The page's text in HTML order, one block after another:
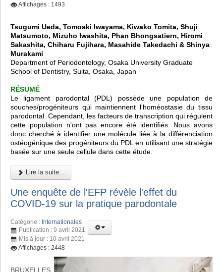
Affichages : 1493
Tsugumi Ueda, Tomoaki Iwayama, Kiwako Tomita, Shuji
Matsumoto, Mizuho Iwashita, Phan Bhongsatiern, Hiromi
Sakashita, Chiharu Fujihara, Masahide Takedachi & Shinya
Murakami
Department of Periodontology, Osaka University Graduate
School of Dentistry, Suita, Osaka, Japan
RÉSUMÉ
Le ligament parodontal (PDL) possède une population de
souches/progéniteurs qui maintiennent l'homéostasie du tissu
parodontal. Cependant, les facteurs de transcription qui régulent
cette population n'ont pas encore été identifiés. Nous avons
donc cherché à identifier une molécule liée à la différenciation
ostéogénique des progéniteurs du PDL en utilisant une stratégie
basée sur une seule cellule dans cette étude.
Lire la suite...
Une enquête de l'EFP révèle l'effet du
COVID-19 sur la pratique parodontale
Catégorie : Internationales
Publication : 9 avril 2021
Mis à jour : 10 avril 2021
Affichages : 2448
BRUXELLES,